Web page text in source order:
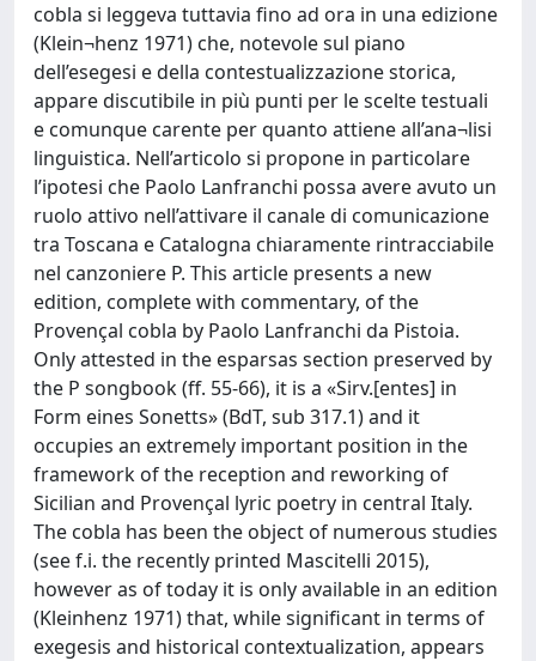
cobla si leggeva tuttavia fino ad ora in una edizione
(Klein¬henz 1971) che, notevole sul piano
dell’esegesi e della contestualizzazione storica,
appare discutibile in più punti per le scelte testuali
e comunque carente per quanto attiene all’ana¬lisi
linguistica. Nell’articolo si propone in particolare
l’ipotesi che Paolo Lanfranchi possa avere avuto un
ruolo attivo nell’attivare il canale di comunicazione
tra Toscana e Catalogna chiaramente rintracciabile
nel canzoniere P. This article presents a new
edition, complete with commentary, of the
Provençal cobla by Paolo Lanfranchi da Pistoia.
Only attested in the esparsas section preserved by
the P songbook (ff. 55-66), it is a «Sirv.[entes] in
Form eines Sonetts» (BdT, sub 317.1) and it
occupies an extremely important position in the
framework of the reception and reworking of
Sicilian and Provençal lyric poetry in central Italy.
The cobla has been the object of numerous studies
(see f.i. the recently printed Mascitelli 2015),
however as of today it is only available in an edition
(Kleinhenz 1971) that, while significant in terms of
exegesis and historical contextualization, appears